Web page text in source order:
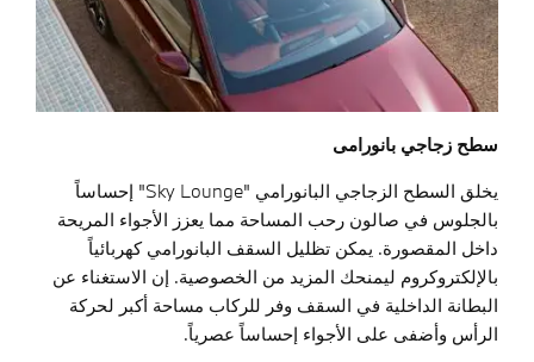
سطح زجاجي بانورامی
يخلق السطح الزجاجي البانورامي "Sky Lounge" إحساساً
بالجلوس في صالون رحب المساحة مما يعزز الأجواء المريحة
داخل المقصورة. يمكن تظليل السقف البانورامي كهربائياً
بالإلكتروكروم ليمنحك المزيد من الخصوصية. إن الاستغناء عن
البطانة الداخلية في السقف وفر للركاب مساحة أكبر لحركة
الرأس وأضفى على الأجواء إحساساً عصرياً.